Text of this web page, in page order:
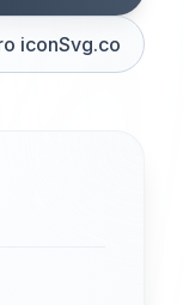
iconSvg.co